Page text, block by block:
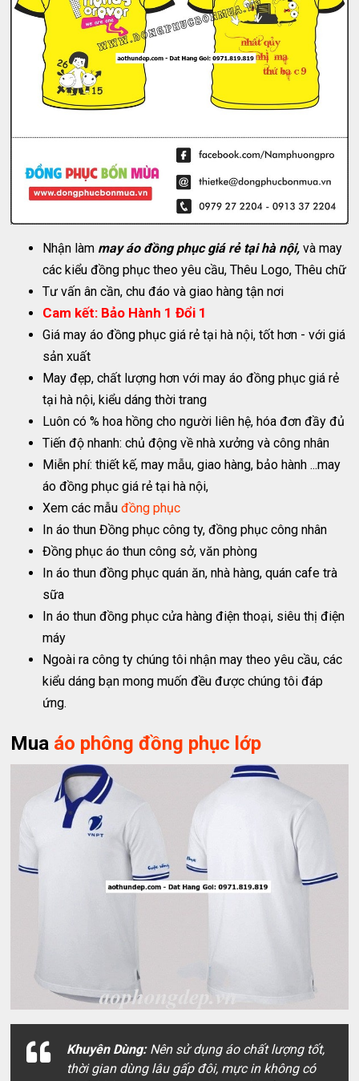
Nhận làm may áo đồng phục giá rẻ tại hà nội, và may
các kiểu đồng phục theo yêu cầu, Thêu Logo, Thêu chữ
Tư vấn ân cần, chu đáo và giao hàng tận nơi
Cam kết: Bảo Hành 1 Đổi 1
Giá may áo đồng phục giá rẻ tại hà nội, tốt hơn - với giá
sản xuất
May đẹp, chất lượng hơn với may áo đồng phục giá rẻ
tại hà nội, kiểu dáng thời trang
Luôn có % hoa hồng cho người liên hệ, hóa đơn đầy đủ
Tiến độ nhanh: chủ động về nhà xưởng và công nhân
Miễn phí: thiết kế, may mẫu, giao hàng, bảo hành ...may
áo đồng phục giá rẻ tại hà nội,
Xem các mẫuđồng phục
In áo thun Đồng phục công ty, đồng phục công nhân
Đồng phục áo thun công sở, văn phòng
In áo thun đồng phục quán ăn, nhà hàng, quán cafe trà
sữa
In áo thun đồng phục cửa hàng điện thoại, siêu thị điện
máy
Ngoài ra công ty chúng tôi nhận may theo yêu cầu, các
kiểu dáng bạn mong muốn đều được chúng tôi đáp
ứng.
Mua áo phông đồng phục lớp
Khuyên Dùng: Nên sử dụng áo chất lượng tốt,
thời gian dùng lâu gấp đôi, mực in không có